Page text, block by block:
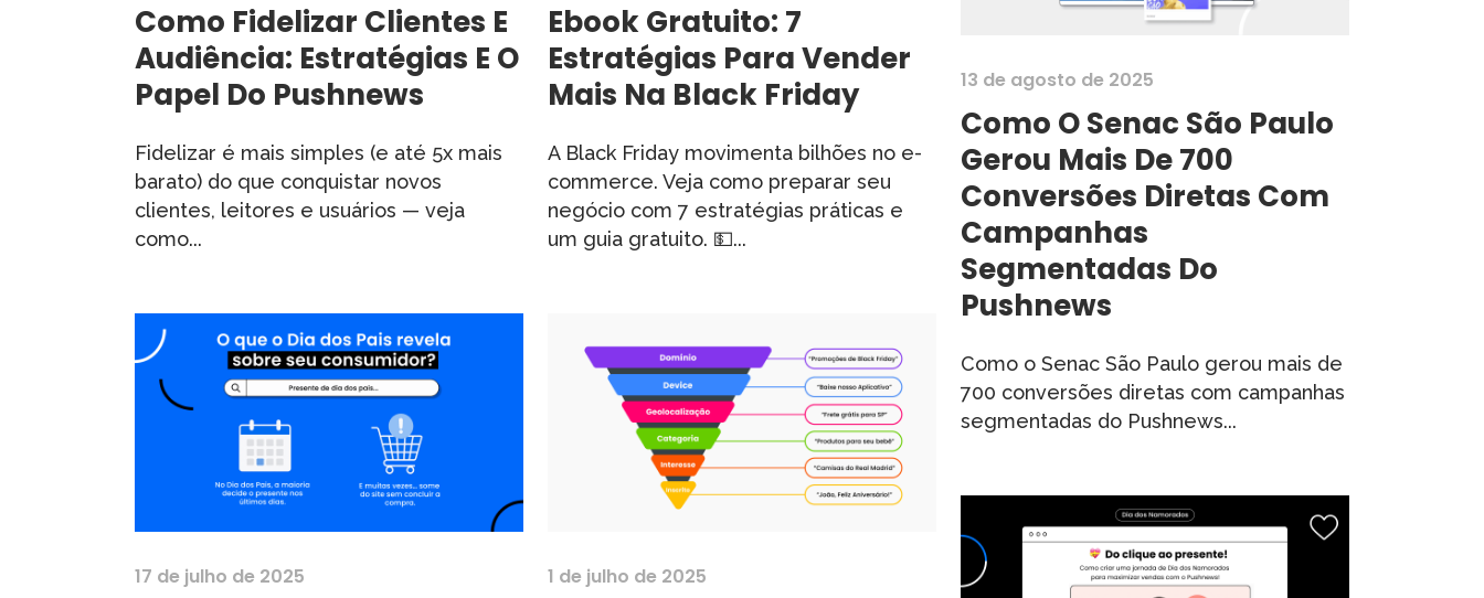
Como Fidelizar Clientes E
Audiência: Estratégias E O
Papel Do Pushnews
Fidelizar é mais simples (e até 5x mais
barato) do que conquistar novos
clientes, leitores e usuários — veja
como...
Ebook Gratuito: 7
Estratégias Para Vender
Mais Na Black Friday
A Black Friday movimenta bilhões no e-
commerce. Veja como preparar seu
negócio com 7 estratégias práticas e
um guia gratuito. 💵...
13 de agosto de 2025
Como O Senac São Paulo
Gerou Mais De 700
Conversões Diretas Com
Campanhas
Segmentadas Do
Pushnews
Como o Senac São Paulo gerou mais de
700 conversões diretas com campanhas
segmentadas do Pushnews...
17 de julho de 2025 1 de julho de 2025